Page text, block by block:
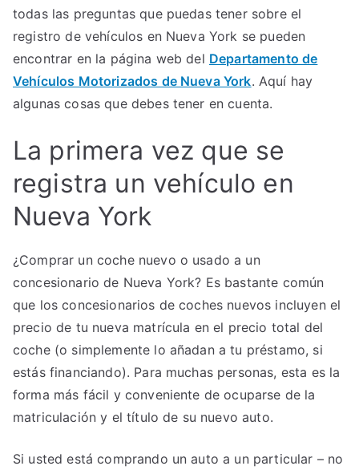
todas las preguntas que puedas tener sobre el
registro de vehículos en Nueva York se pueden
encontrar en la página web del Departamento de
Vehículos Motorizados de Nueva York. Aquí hay
algunas cosas que debes tener en cuenta.
La primera vez que se
registra un vehículo en
Nueva York
¿Comprar un coche nuevo o usado a un
concesionario de Nueva York? Es bastante común
que los concesionarios de coches nuevos incluyen el
precio de tu nueva matrícula en el precio total del
coche (o simplemente lo añadan a tu préstamo, si
estás financiando). Para muchas personas, esta es la
forma más fácil y conveniente de ocuparse de la
matriculación y el título de su nuevo auto.
Si usted está comprando un auto a un particular – no